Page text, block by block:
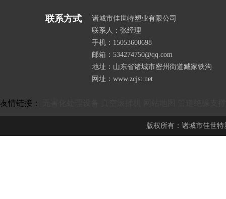
联系方式
诸城市佳世特塑业有限公司
联系人：张经理
手机：15053600698
邮箱：534274750@qq.com
地址：山东省诸城市密州街道臧家铁沟
网址：www.zcjst.net
友情链接：
版权所有：诸城市佳世